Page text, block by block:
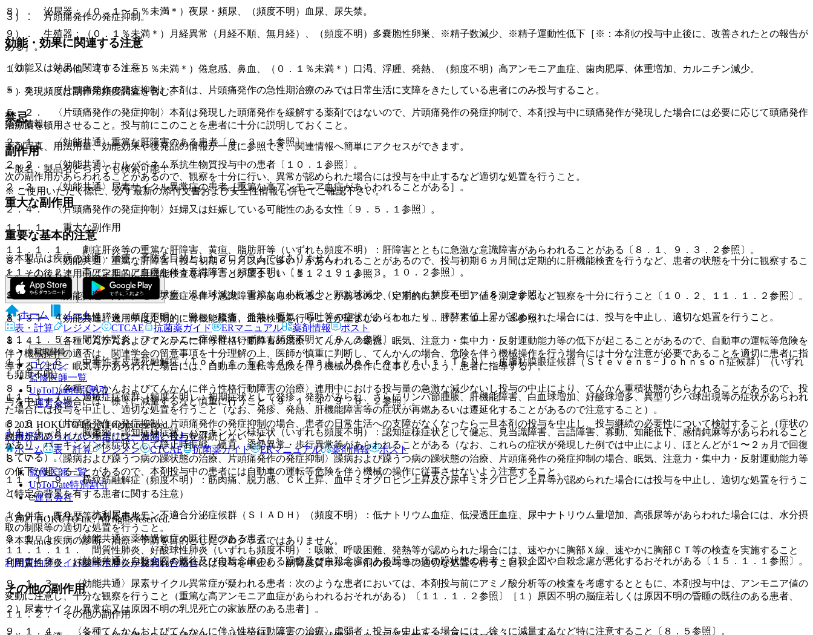
８）． 泌尿器：（０．１〜５％未満＊）夜尿・頻尿、（頻度不明）血尿、尿失禁。
９）． 生殖器：（０．１％未満＊）月経異常（月経不順、無月経）、（頻度不明）多嚢胞性卵巣、※精子数減少、※精子運動性低下［※：本剤の投与中止後に、改善されたとの報告が
ある］。
１０）． その他：（０．１〜５％未満＊）倦怠感、鼻血、（０．１％未満＊）口渇、浮腫、発熱、（頻度不明）高アンモニア血症、歯肉肥厚、体重増加、カルニチン減少。
＊）発現頻度は副作用頻度調査を含む。
禁忌
２．１． 〈効能共通〉重篤な肝障害のある患者〔９．３．１参照〕。
２．２． 〈効能共通〉カルバペネム系抗生物質投与中の患者〔１０．１参照〕。
２．３． 〈効能共通〉尿素サイクル異常症の患者［重篤な高アンモニア血症があらわれることがある］。
２．４． 〈片頭痛発作の発症抑制〉妊婦又は妊娠している可能性のある女性〔９．５．１参照〕。
重要な基本的注意
８．１． 〈効能共通〉重篤な肝障害（投与初期６ヵ月以内に多い）があらわれることがあるので、投与初期６ヵ月間は定期的に肝機能検査を行うなど、患者の状態を十分に観察するこ
と。その後も連用中は定期的に肝機能検査を行うことが望ましい〔１１．１．１参照〕。
８．２． 〈効能共通〉高アンモニア血症を伴う意識障害があらわれることがあるので、定期的にアンモニア値を測定するなど観察を十分に行うこと〔１０．２、１１．１．２参照〕。
８．３． 〈効能共通〉連用中は定期的に腎機能検査、血液検査を行うことが望ましい〔１１．１．３、１１．１．５参照〕。
８．４． 〈各種てんかんおよびてんかんに伴う性格行動障害の治療〉てんかんの場合、眠気、注意力・集中力・反射運動能力等の低下が起こることがあるので、自動車の運転等危険を
伴う機械操作の適否は、関連学会の留意事項を十分理解の上、医師が慎重に判断し、てんかんの場合、危険を伴う機械操作を行う場合には十分な注意が必要であることを適切に患者に指
導する（また、眠気等があらわれた場合には、自動車の運転等危険を伴う機械の操作に従事しないよう、患者に指導する）。
８．５． 〈各種てんかんおよびてんかんに伴う性格行動障害の治療〉連用中における投与量の急激な減少ないし投与の中止により、てんかん重積状態があらわれることがあるので、投
与を中止する場合には、徐々に減量するなど慎重に行うこと〔９．１．４、９．８．２参照〕。
８．６． 〈片頭痛発作の発症抑制〉片頭痛発作の発症抑制の場合、患者の日常生活への支障がなくなったら一旦本剤の投与を中止し、投与継続の必要性について検討すること（症状の
改善が認められない場合には、漫然と投与を継続しないこと）。
８．７． 〈躁病および躁うつ病の躁状態の治療、片頭痛発作の発症抑制〉躁病および躁うつ病の躁状態の治療、片頭痛発作の発症抑制の場合、眠気、注意力・集中力・反射運動能力等
の低下が起こることがあるので、本剤投与中の患者には自動車の運転等危険を伴う機械の操作に従事させないよう注意すること。
（特定の背景を有する患者に関する注意）
（合併症・既往歴等のある患者）
９．１．１． 〈効能共通〉薬物過敏症の既往歴のある患者。
９．１．２． 〈効能共通〉自殺企図の既往及び自殺念慮のある躁病及び自殺念慮のある躁うつ病の躁状態の患者：自殺企図や自殺念慮が悪化するおそれがある〔１５．１．１参照〕。
９．１．３． 〈効能共通〉尿素サイクル異常症が疑われる患者：次のような患者においては、本剤投与前にアミノ酸分析等の検査を考慮するとともに、本剤投与中は、アンモニア値の
変動に注意し、十分な観察を行うこと（重篤な高アンモニア血症があらわれるおそれがある）〔１１．１．２参照〕［１）原因不明の脳症若しくは原因不明の昏睡の既往のある患者、
２）尿素サイクル異常症又は原因不明の乳児死亡の家族歴のある患者］。
９．１．４． 〈各種てんかんおよびてんかんに伴う性格行動障害の治療〉虚弱者：投与を中止する場合には、徐々に減量するなど特に注意すること〔８．５参照〕。
３）． 片頭痛発作の発症抑制。
効能・効果に関連する注意
（効能又は効果に関連する注意）
５．１． 〈片頭痛発作の発症抑制〉本剤は、片頭痛発作の急性期治療のみでは日常生活に支障をきたしている患者にのみ投与すること。
５．２． 〈片頭痛発作の発症抑制〉本剤は発現した頭痛発作を緩解する薬剤ではないので、片頭痛発作の発症抑制で、本剤投与中に頭痛発作が発現した場合には必要に応じて頭痛発作
治療薬を頓用させること。投与前にこのことを患者に十分に説明しておくこと。
副作用
次の副作用があらわれることがあるので、観察を十分に行い、異常が認められた場合には投与を中止するなど適切な処置を行うこと。
重大な副作用
１１．１． 重大な副作用
１１．１．１． 劇症肝炎等の重篤な肝障害、黄疸、脂肪肝等（いずれも頻度不明）：肝障害とともに急激な意識障害があらわれることがある〔８．１、９．３．２参照〕。
１１．１．２． 高アンモニア血症を伴う意識障害（頻度不明）〔８．２、９．１．３、１０．２参照〕。
１１．１．３． 溶血性貧血、赤芽球癆、汎血球減少、重篤な血小板減少、顆粒球減少（いずれも頻度不明）〔８．３参照〕。
１１．１．４． 急性膵炎（頻度不明）：激しい腹痛、発熱、嘔気、嘔吐等の症状があらわれたり、膵酵素値上昇が認められた場合には、投与を中止し、適切な処置を行うこと。
１１．１．５． 間質性腎炎、ファンコニー症候群（いずれも頻度不明）〔８．３参照〕。
１１．１．６． 中毒性表皮壊死融解症（Ｔｏｘｉｃ Ｅｐｉｄｅｒｍａｌ Ｎｅｃｒｏｌｙｓｉｓ：ＴＥＮ）、皮膚粘膜眼症候群（Ｓｔｅｖｅｎｓ−Ｊｏｈｎｓｏｎ症候群）（いずれ
も頻度不明）。
１１．１．７． 過敏症症候群（頻度不明）：初期症状として発疹、発熱がみられ、さらにリンパ節腫脹、肝機能障害、白血球増加、好酸球増多、異型リンパ球出現等の症状があらわれ
た場合には投与を中止し、適切な処置を行うこと（なお、発疹、発熱、肝機能障害等の症状が再燃あるいは遷延化することがあるので注意すること）。
１１．１．８． 脳萎縮、認知症様症状、パーキンソン様症状（いずれも頻度不明）：認知症様症状として健忘、見当識障害、言語障害、寡動、知能低下、感情鈍麻等があらわれること
があり、パーキンソン様症状として静止時振戦、硬直、姿勢異常・歩行異常等があらわれることがある（なお、これらの症状が発現した例では中止により、ほとんどが１〜２ヵ月で回復
している）。
１１．１．９． 横紋筋融解症（頻度不明）：筋肉痛、脱力感、ＣＫ上昇、血中ミオグロビン上昇及び尿中ミオグロビン上昇等が認められた場合には投与を中止し、適切な処置を行うこ
と。
１１．１．１０． 抗利尿ホルモン不適合分泌症候群（ＳＩＡＤＨ）（頻度不明）：低ナトリウム血症、低浸透圧血症、尿中ナトリウム量増加、高張尿等があらわれた場合には、水分摂
取の制限等の適切な処置を行うこと。
１１．１．１１． 間質性肺炎、好酸球性肺炎（いずれも頻度不明）：咳嗽、呼吸困難、発熱等が認められた場合には、速やかに胸部Ｘ線、速やかに胸部ＣＴ等の検査を実施すること
（間質性肺炎、好酸球性肺炎が疑われた場合には投与を中止し、副腎皮質ホルモン剤の投与等の適切な処置を行うこと）。
その他の副作用
１１．２． その他の副作用
薬剤情報
薬剤写真、用法用量、効能効果や後発品の情報が一度に参照でき、関連情報へ簡単にアクセスができます。
一般名、製品名どちらでも検索可能！
※ ご使用いただく際に、必ず最新の添付文書および安全性情報も併せてご確認下さい。
※本製品は疾病の診断・治療・予防を目的としたプログラムではありません。
ホーム
ノート
表・計算
レジメン CTCAE 抗菌薬ガイド ERマニュアル 薬剤情報 ポスト
新規登録
ログイン
監修医師一覧
UpToDate特別割引
運営会社
© 2021 HOKUTO Inc. All rights reserved.
利用規約プライバシーポリシーお問い合わせ
ホーム
表・計算 レジメン CTCAE 抗菌薬ガイド ERマニュアル 薬剤情報 ポスト
監修医師一覧
UpToDate特別割引
運営会社
© 2021 HOKUTO Inc. All rights reserved.
※本製品は疾病の診断・治療・予防を目的としたプログラムではありません。
利用規約プライバシーポリシーお問い合わせ